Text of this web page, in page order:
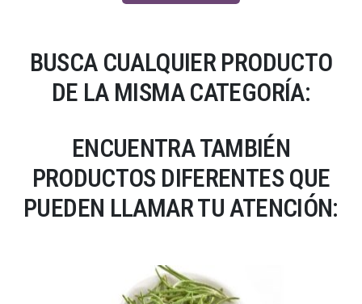
BUSCA CUALQUIER PRODUCTO
DE LA MISMA CATEGORÍA:
ENCUENTRA TAMBIÉN
PRODUCTOS DIFERENTES QUE
PUEDEN LLAMAR TU ATENCIÓN: